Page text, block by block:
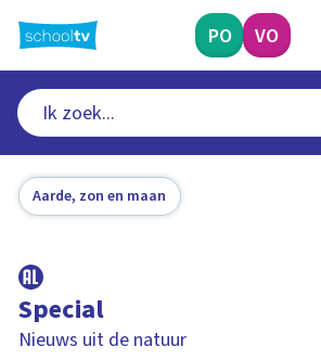
naar
hoofdinhoud
PO VO
Aarde, zon en maan
Special
Nieuws uit de natuur